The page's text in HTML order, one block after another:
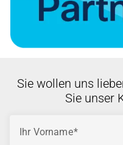
Sie wollen uns
Sie unser
Ihr Vorname